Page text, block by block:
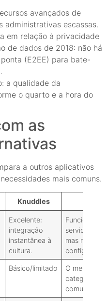
avançados de
administrativas escassas.
em relação à privacidade
de dados de 2018: não há
(E2EE) para bate-
a qualidade da
o quarto e a hora do
as
a outros aplicativos
mais comuns.
Knuddles
Excelente:
integração
instantânea à
cultura.
Funciona
servidores
mas requer
Básico/limitado
O melhor da
categoria